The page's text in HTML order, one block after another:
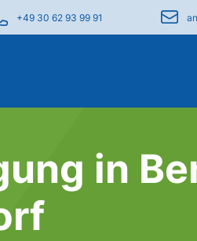
+49 30 62 93 99 91
in